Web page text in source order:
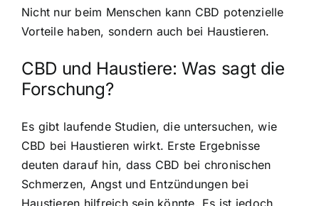
Nicht nur beim Menschen kann CBD potenzielle
Vorteile haben, sondern auch bei Haustieren.
CBD und Haustiere: Was sagt die
Forschung?
Es gibt laufende Studien, die untersuchen, wie
CBD bei Haustieren wirkt. Erste Ergebnisse
deuten darauf hin, dass CBD bei chronischen
Schmerzen, Angst und Entzündungen bei
Haustieren hilfreich sein könnte. Es ist jedoch